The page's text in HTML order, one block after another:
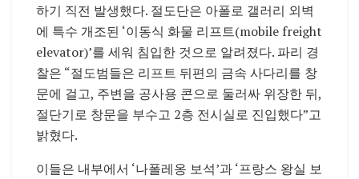
하기 직전 발생했다. 절도단은 아폴로 갤러리 외벽
에 특수 개조된 ‘이동식 화물 리프트(mobile freight
elevator)’를 세워 침입한 것으로 알려졌다. 파리 경
찰은 “절도범들은 리프트 뒤편의 금속 사다리를 창
문에 걸고, 주변을 공사용 콘으로 둘러싸 위장한 뒤,
절단기로 창문을 부수고 2층 전시실로 진입했다”고
밝혔다.
이들은 내부에서 ‘나폴레옹 보석’과 ‘프랑스 왕실 보